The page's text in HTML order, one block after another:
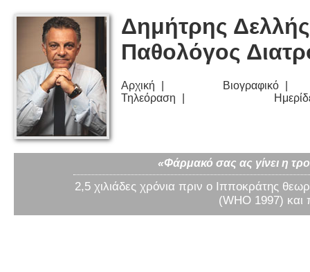
Δημήτρης
Παθολόγος
Αρχική
Βιογραφικό
Τηλεόραση
«Φάρμακό σας ας γίνει η
2,5 χιλιάδες χρόνια πριν ο Ιπποκράτης
(WHO 1997) και